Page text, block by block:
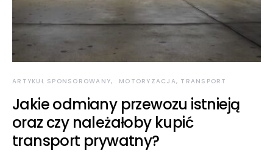
ARTYKUŁ SPONSOROWANY MOTORYZACJA, TRANSPORT
Jakie odmiany przewozu istnieją
oraz czy należałoby kupić
transport prywatny?